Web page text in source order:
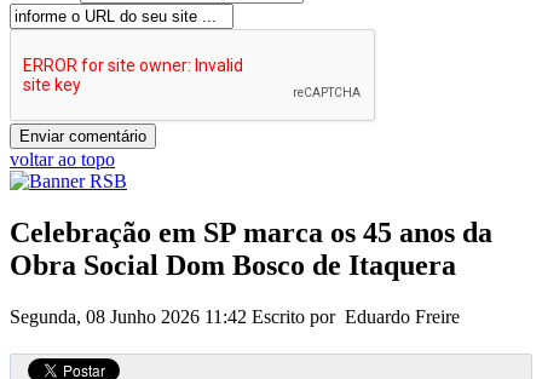
voltar ao topo
Celebração em SP marca os 45 anos da
Obra Social Dom Bosco de Itaquera
Segunda, 08 Junho 2026 11:42 Escrito por Eduardo Freire